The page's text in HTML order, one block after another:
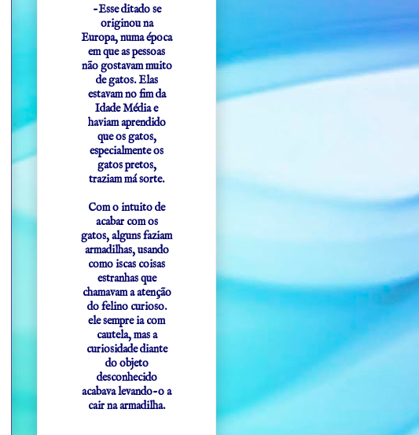
-Esse ditado se
originou na
Europa, numa época
em que as pessoas
não gostavam muito
de gatos. Elas
estavam no fim da
Idade Média e
haviam aprendido
que os gatos,
especialmente os
gatos pretos,
traziam má sorte.
Com o intuito de
acabar com os
gatos, alguns faziam
armadilhas, usando
como iscas coisas
estranhas que
chamavam a atenção
do felino curioso.
ele sempre ia com
cautela, mas a
curiosidade diante
do objeto
desconhecido
acabava levando-o a
cair na armadilha.